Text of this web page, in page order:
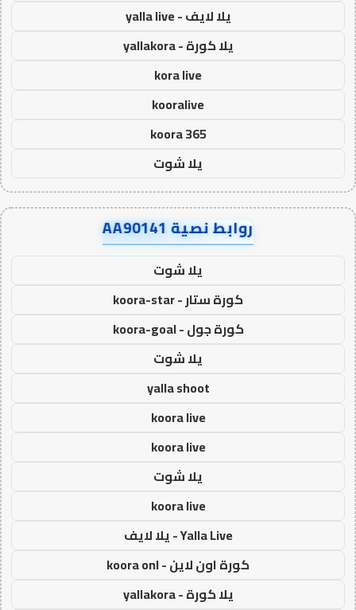
يلا لايف - yalla live
يلا كورة - yallakora
kora live
kooralive
koora 365
يلا شوت
روابط نصية AA90141
يلا شوت
كورة ستار - koora-star
كورة جول - koora-goal
يلا شوت
yalla shoot
koora live
koora live
يلا شوت
koora live
Yalla Live - يلا لايف
كورة اون لاين - koora onl
يلا كورة - yallakora